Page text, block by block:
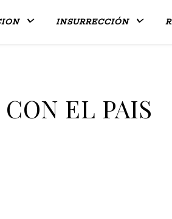
INSURRECCIÓN
EL PAIS